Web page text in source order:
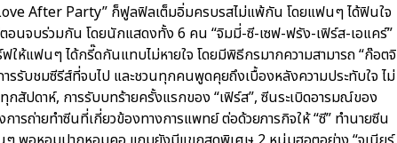
After Party” ก็ฟูลฟิลเต็มอิ่มครบรสไม่แพ้กัน โดยแฟนๆ ได้ฟินใจ
อนจบร่วมกัน โดยนักแสดงทั้ง 6 คน “จิมมี่-ซี-เซฟ-ฟรัง-เฟิร์ส-เอแคร์”
ให้แฟนๆ ได้กรี๊ดกันแทบไม่หายใจ โดยมีพิธีกรมากความสามารถ “ก๊อตจิ
รับชมซีรีส์ที่จบไป และชวนทุกคนพูดคุยถึงเบื้องหลังความประทับใจ ไม่
กสัปดาห์, การรับบทร้ายครั้งแรกของ “เฟิร์ส”, ซีนระเบิดอารมณ์ของ
รถ่ายทำซีนที่เกี่ยวข้องทางการแพทย์ ต่อด้วยภารกิจให้ “ซี” ทำนายซีน